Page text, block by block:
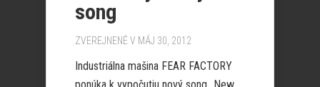
song
ZVEREJNENÉ V MÁJ 30, 2012
Industriálna mašina FEAR FACTORY